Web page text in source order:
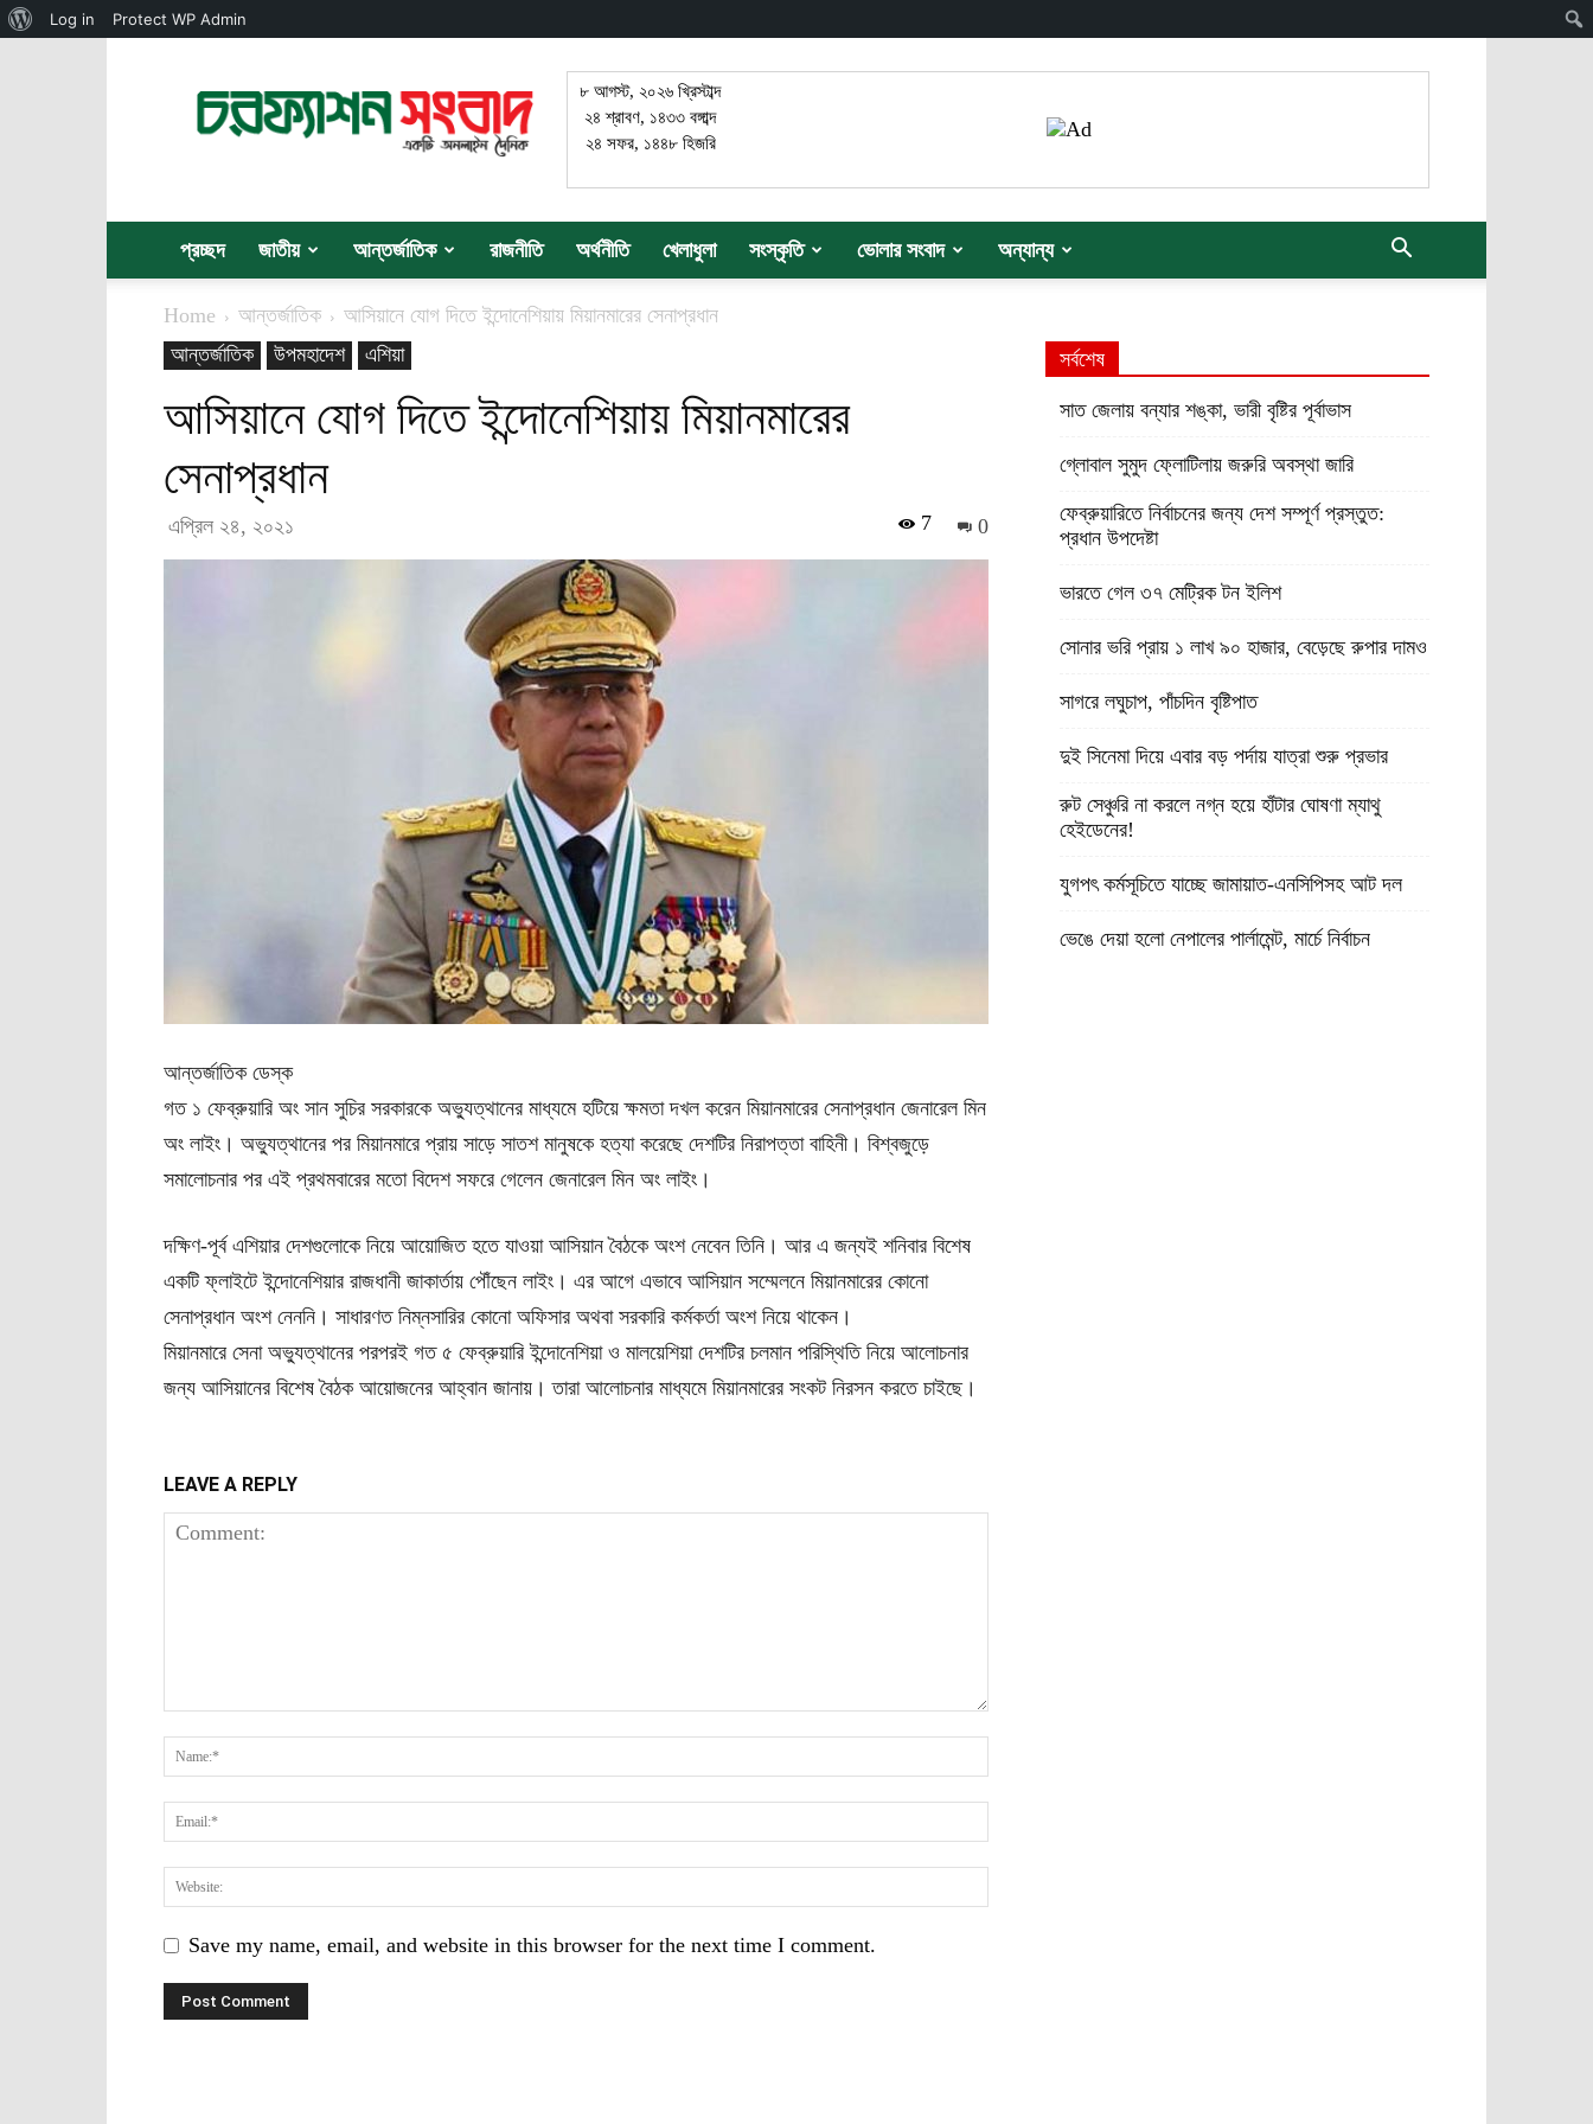
সংবাদ
৮ আগস্ট, ২০২৬ খ্রিস্টাব্দ
২৪ শ্রাবণ, ১৪৩৩ বঙ্গাব্দ
২৪ সফর, ১৪৪৮ হিজরি
প্রচ্ছদ জাতীয় আন্তর্জাতিক রাজনীতি অর্থনীতি খেলাধুলা সংস্কৃতি ভোলার সংবাদ অন্যান্য
Home আন্তর্জাতিক
আসিয়ানে যোগ দিতে ইন্দোনেশিয়ায় মিয়ানমারের সেনাপ্রধান
আন্তর্জাতিক
উপমহাদেশ এশিয়া
আসিয়ানে যোগ দিতে ইন্দোনেশিয়ায় মিয়ানমারের
সেনাপ্রধান
এপ্রিল ২৪, ২০২১ 0
7
আন্তর্জাতিক ডেস্ক
গত ১ ফেব্রুয়ারি অং সান সুচির সরকারকে অভ্যুত্থানের মাধ্যমে হটিয়ে ক্ষমতা দখল করেন মিয়ানমারের সেনাপ্রধান জেনারেল মিন
অং লাইং। অভ্যুত্থানের পর মিয়ানমারে প্রায় সাড়ে সাতশ মানুষকে হত্যা করেছে দেশটির নিরাপত্তা বাহিনী। বিশ্বজুড়ে
সমালোচনার পর এই প্রথমবারের মতো বিদেশ সফরে গেলেন জেনারেল মিন অং লাইং।
দক্ষিণ-পূর্ব এশিয়ার দেশগুলোকে নিয়ে আয়োজিত হতে যাওয়া আসিয়ান বৈঠকে অংশ নেবেন তিনি। আর এ জন্যই শনিবার বিশেষ
একটি ফ্লাইটে ইন্দোনেশিয়ার রাজধানী জাকার্তায় পৌঁছেন লাইং। এর আগে এভাবে আসিয়ান সম্মেলনে মিয়ানমারের কোনো
সেনাপ্রধান অংশ নেননি। সাধারণত নিম্নসারির কোনো অফিসার অথবা সরকারি কর্মকর্তা অংশ নিয়ে থাকেন।
মিয়ানমারে সেনা অভ্যুত্থানের পরপরই গত ৫ ফেব্রুয়ারি ইন্দোনেশিয়া ও মালয়েশিয়া দেশটির চলমান পরিস্থিতি নিয়ে আলোচনার
জন্য আসিয়ানের বিশেষ বৈঠক আয়োজনের আহ্বান জানায়। তারা আলোচনার মাধ্যমে মিয়ানমারের সংকট নিরসন করতে চাইছে।
LEAVE A REPLY
Save my name, email, and website in this browser for the next time I comment.
সর্বশেষ
সাত জেলায় বন্যার শঙ্কা, ভারী বৃষ্টির পূর্বাভাস
গ্লোবাল সুমুদ ফ্লোটিলায় জরুরি অবস্থা জারি
ফেব্রুয়ারিতে নির্বাচনের জন্য দেশ সম্পূর্ণ প্রস্তুত:
প্রধান উপদেষ্টা
ভারতে গেল ৩৭ মেট্রিক টন ইলিশ
সোনার ভরি প্রায় ১ লাখ ৯০ হাজার, বেড়েছে রুপার দামও
সাগরে লঘুচাপ, পাঁচদিন বৃষ্টিপাত
দুই সিনেমা দিয়ে এবার বড় পর্দায় যাত্রা শুরু প্রভার
রুট সেঞ্চুরি না করলে নগ্ন হয়ে হাঁটার ঘোষণা ম্যাথু
হেইডেনের!
যুগপৎ কর্মসূচিতে যাচ্ছে জামায়াত-এনসিপিসহ আট দল
ভেঙে দেয়া হলো নেপালের পার্লামেন্ট, মার্চে নির্বাচন
About
Log in Protect WP Admin